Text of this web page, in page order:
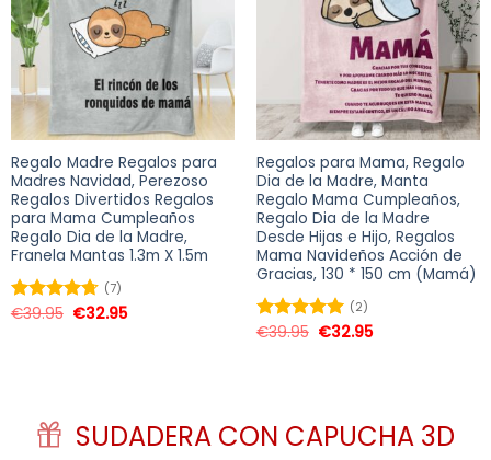
Regalo Madre Regalos para
Madres Navidad, Perezoso
Regalos Divertidos Regalos
para Mama Cumpleaños
Regalo Dia de la Madre,
Franela Mantas 1.3m X 1.5m
Valorado
(7)
€39.95 €32.95
Regalos para Mama, Regalo
Dia de la Madre, Manta
Regalo Mama Cumpleaños,
Regalo Dia de la Madre
Desde Hijas e Hijo, Regalos
Mama Navideños Acción de
Gracias, 130 * 150 cm (Mamá)
Valorado en
(2)
€39.95 €32.95
SUDADERA CON CAPUCHA 3D